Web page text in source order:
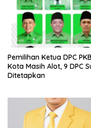
Pemilihan Ketua DPC PKB
Kota Masih Alot, 9 DPC
Ditetapkan